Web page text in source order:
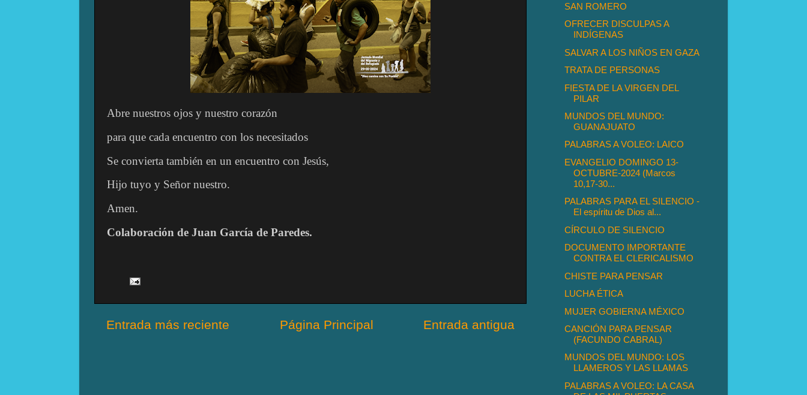
Abre nuestros ojos y nuestro corazón
para que cada encuentro con los necesitados
Se convierta también en un encuentro con Jesús,
Hijo tuyo y Señor nuestro.
Amen.
Colaboración de Juan García de Paredes.
Entrada más reciente Entrada antigua
Página Principal
SAN ROMERO
OFRECER DISCULPAS A
INDÍGENAS
SALVAR A LOS NIÑOS EN GAZA
TRATA DE PERSONAS
FIESTA DE LA VIRGEN DEL
PILAR
MUNDOS DEL MUNDO:
GUANAJUATO
PALABRAS A VOLEO: LAICO
EVANGELIO DOMINGO 13-
OCTUBRE-2024 (Marcos
10,17-30...
PALABRAS PARA EL SILENCIO -
El espíritu de Dios al...
CÍRCULO DE SILENCIO
DOCUMENTO IMPORTANTE
CONTRA EL CLERICALISMO
CHISTE PARA PENSAR
LUCHA ÉTICA
MUJER GOBIERNA MÉXICO
CANCIÓN PARA PENSAR
(FACUNDO CABRAL)
MUNDOS DEL MUNDO: LOS
LLAMEROS Y LAS LLAMAS
PALABRAS A VOLEO: LA CASA